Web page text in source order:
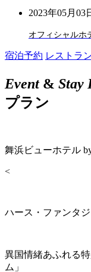
2023年05月03
オフィシャルホ
宿泊予約 レストラ
Event& Stay
プラン
舞浜ビューホテル
<
ハース・ファンタ
異国情緒あふれる
ム」